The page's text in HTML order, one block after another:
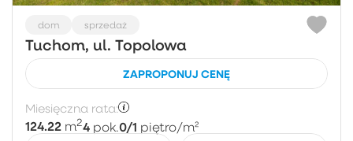
dom sprzedaż
Tuchom, ul. Topolowa
ZAPROPONUJ CENĘ
Miesięczna rata:
124.22 m24 pok.0/1 piętro/m²